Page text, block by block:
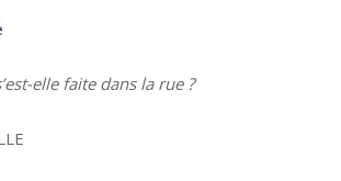
elle faite dans la rue ?